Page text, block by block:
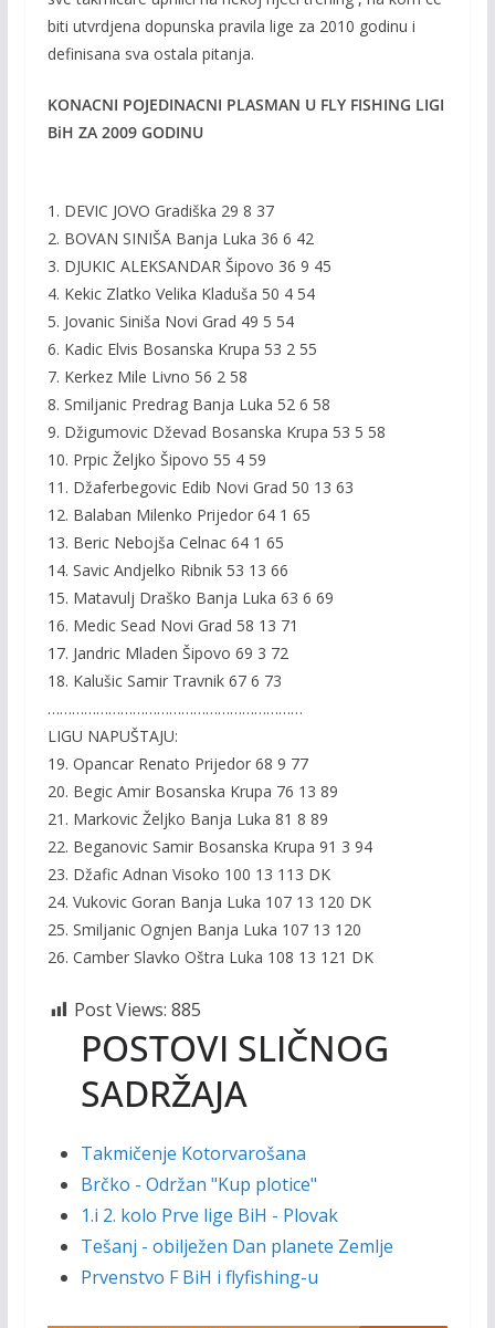
biti utvrdjena dopunska pravila lige za 2010 godinu i
definisana sva ostala pitanja.
KONACNI POJEDINACNI PLASMAN U FLY FISHING LIGI
BiH ZA 2009 GODINU
1. DEVIC JOVO Gradiška 29 8 37
2. BOVAN SINIŠA Banja Luka 36 6 42
3. DJUKIC ALEKSANDAR Šipovo 36 9 45
4. Kekic Zlatko Velika Kladuša 50 4 54
5. Jovanic Siniša Novi Grad 49 5 54
6. Kadic Elvis Bosanska Krupa 53 2 55
7. Kerkez Mile Livno 56 2 58
8. Smiljanic Predrag Banja Luka 52 6 58
9. Džigumovic Dževad Bosanska Krupa 53 5 58
10. Prpic Željko Šipovo 55 4 59
11. Džaferbegovic Edib Novi Grad 50 13 63
12. Balaban Milenko Prijedor 64 1 65
13. Beric Nebojša Celnac 64 1 65
14. Savic Andjelko Ribnik 53 13 66
15. Matavulj Draško Banja Luka 63 6 69
16. Medic Sead Novi Grad 58 13 71
17. Jandric Mladen Šipovo 69 3 72
18. Kalušic Samir Travnik 67 6 73
………………………………………………………
LIGU NAPUŠTAJU:
19. Opancar Renato Prijedor 68 9 77
20. Begic Amir Bosanska Krupa 76 13 89
21. Markovic Željko Banja Luka 81 8 89
22. Beganovic Samir Bosanska Krupa 91 3 94
23. Džafic Adnan Visoko 100 13 113 DK
24. Vukovic Goran Banja Luka 107 13 120 DK
25. Smiljanic Ognjen Banja Luka 107 13 120
26. Camber Slavko Oštra Luka 108 13 121 DK
Post Views: 885
POSTOVI SLIČNOG
SADRŽAJA
Takmičenje Kotorvarošana
Brčko - Održan "Kup plotice"
1.i 2. kolo Prve lige BiH - Plovak
Tešanj - obilježen Dan planete Zemlje
Prvenstvo F BiH i flyfishing-u